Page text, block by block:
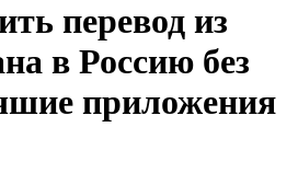
перевод из
в Россию без
приложения